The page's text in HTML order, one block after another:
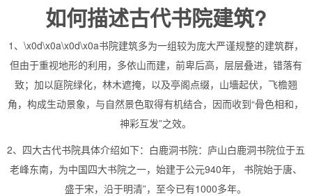
如何描述古代书院建筑?
1、\x0d\x0a\x0d\x0a书院建筑多为一组较为庞大严谨规整的建筑群，
但由于重视地形的利用，多依山而建，前卑后高，层层叠进，错落有
致；加以庭院绿化，林木遮掩，以及亭阁点缀，山墻起伏，飞檐翘
角，构成生动景象，与自然景色取得有机结合，因而收到“骨色相和，
神彩互发”之效。
2、四大古代书院具体介绍如下：白鹿洞书院：庐山白鹿洞书院位于五
老峰东南，为中国四大书院之一，始建于公元940年， 书院始于唐、
盛于宋，沿于明清”，至今已有1000多年。